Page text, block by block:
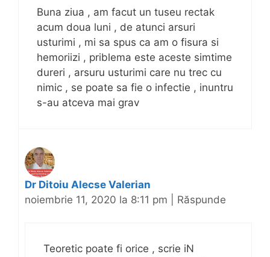
Buna ziua , am facut un tuseu rectak
acum doua luni , de atunci arsuri
usturimi , mi sa spus ca am o fisura si
hemoriizi , priblema este aceste simtime
dureri , arsuru usturimi care nu trec cu
nimic , se poate sa fie o infectie , inuntru
s-au atceva mai grav
Dr Ditoiu Alecse Valerian
noiembrie 11, 2020 la 8:11 pm
Răspunde
Teoretic poate fi orice , scrie iN